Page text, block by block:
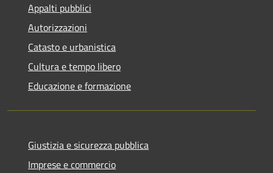
Appalti pubblici
Autorizzazioni
Catasto e urbanistica
Cultura e tempo libero
Educazione e formazione
Giustizia e sicurezza pubblica
Imprese e commercio